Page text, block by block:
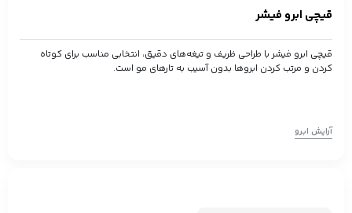
قیچی ابرو فیشر
قیچی ابرو فیشر با طراحی ظریف و تیغه‌های دقیق، انتخابی مناسب برای کوتاه
کردن و مرتب کردن ابروها بدون آسیب به تارهای مو است.
آرایش ابرو